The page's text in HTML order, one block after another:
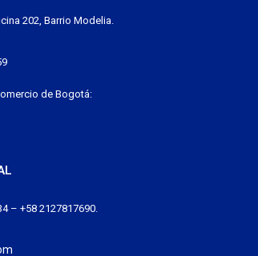
202, Barrio Modelia.
de Bogotá:
– +58 2127817690.